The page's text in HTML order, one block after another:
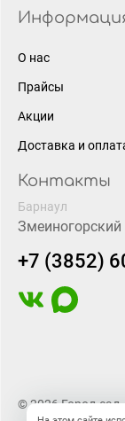
О нас
Прайсы
Акции
Доставка и
Контакты
Барнаул
Змеиногорский
+7 (3852)
© 2026 Город-сад